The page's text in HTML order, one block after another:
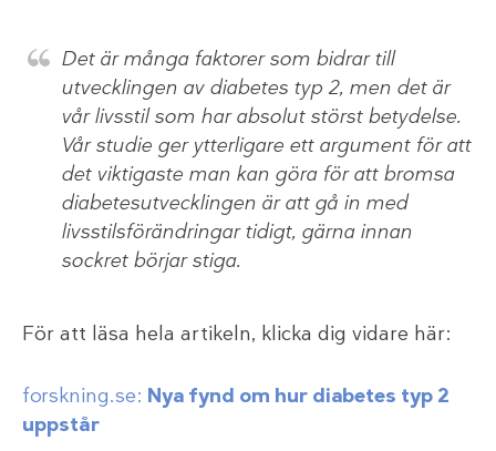
Det är många faktorer som bidrar till
utvecklingen av diabetes typ 2, men det är
vår livsstil som har absolut störst betydelse.
Vår studie ger ytterligare ett argument för att
det viktigaste man kan göra för att bromsa
diabetesutvecklingen är att gå in med
livsstilsförändringar tidigt, gärna innan
sockret börjar stiga.
För att läsa hela artikeln, klicka dig vidare här:
forskning.se: Nya fynd om hur diabetes typ 2
uppstår